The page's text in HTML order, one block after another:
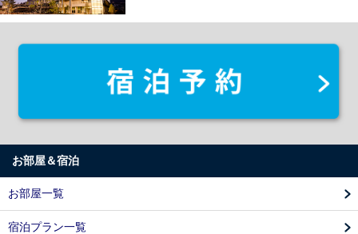
お部屋＆宿泊
お部屋一覧
宿泊プラン一覧